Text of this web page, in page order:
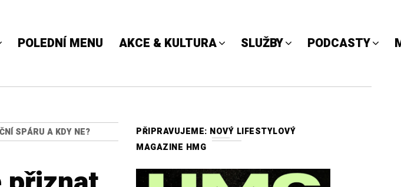
POLEDNÍ MENU AKCE & KULTURA SLUŽBY PODCASTY
SPÁRU A KDY NE?
PŘIPRAVUJEME: NOVÝ LIFESTYLOVÝ
MAGAZINE HMG